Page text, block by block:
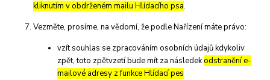
kliknutím v obdrženém mailu Hlídacího psa.
Vezměte, prosíme, na vědomí, že podle Nařízení máte právo:
vzít souhlas se zpracováním osobních údajů kdykoliv
zpět, toto zpětvzetí bude mít za následekodstranění e-
mailové adresy z funkce Hlídací pes